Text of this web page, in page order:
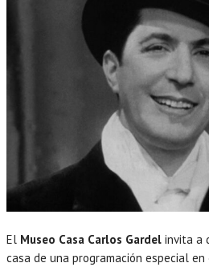
El Museo Casa Carlos Gardel invita a
casa de una programación especial en